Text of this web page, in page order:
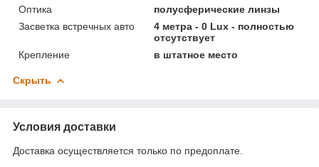
Оптика
полусферические линзы
Засветка встречных авто
4 метра - 0 Lux - полностью
отсутствует
Крепление
в штатное место
Скрыть
Условия доставки
Доставка осуществляется только по предоплате.